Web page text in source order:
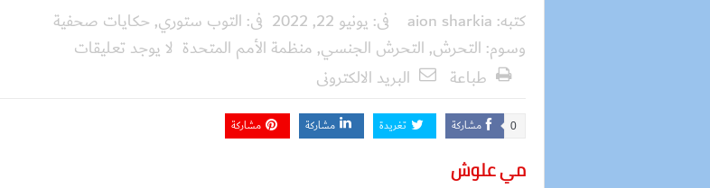
كتبه: aion sharkia فى: يونيو 22, 2022 فى: التوب ستوري, حكايات صحفية
وسوم: التحرش, التحرش الجنسي, منظمة الأمم المتحدة لا يوجد تعليقات
طباعة
البريد الالكترونى
مشاركة 0 تغريدة مشاركة مشاركة
مي علوش